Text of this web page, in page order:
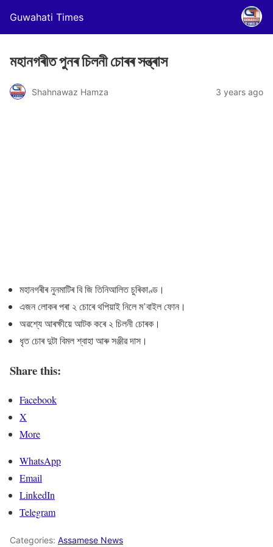
Guwahati Times
মহানগৰীত পুনৰ চিলনী চোৰৰ সন্ত্ৰাস
Shahnawaz Hamza 3 years ago
মহানগৰীৰ নুনমাটিৰ বি জি তিনিআলিত চুৰিকাণ্ড।
এজন লোকৰ পৰা ২ চোৰে থপিয়াই নিলে ম’বাইল ফোন।
অৱশ্যে আৰক্ষীয়ে আটক কৰে ২ চিলনী চোৰক।
ধৃত চোৰ দুটা বিমল শ্বাহা আৰু সঞ্জীৱ দাস।
Share this:
Facebook
X
More
WhatsApp
Email
LinkedIn
Telegram
Categories: Assamese News